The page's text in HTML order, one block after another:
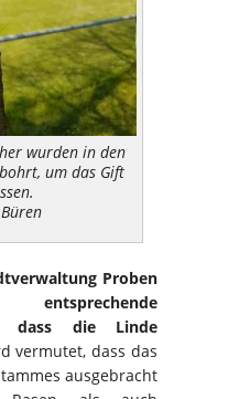
wurden in den
um das Gift
Proben
dass die Linde
vermutet, dass das
ausgebracht